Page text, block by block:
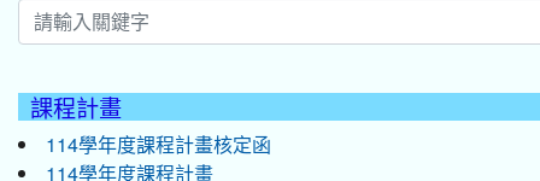
課程計畫
114學年度課程計畫核定函
114學年度課程計畫